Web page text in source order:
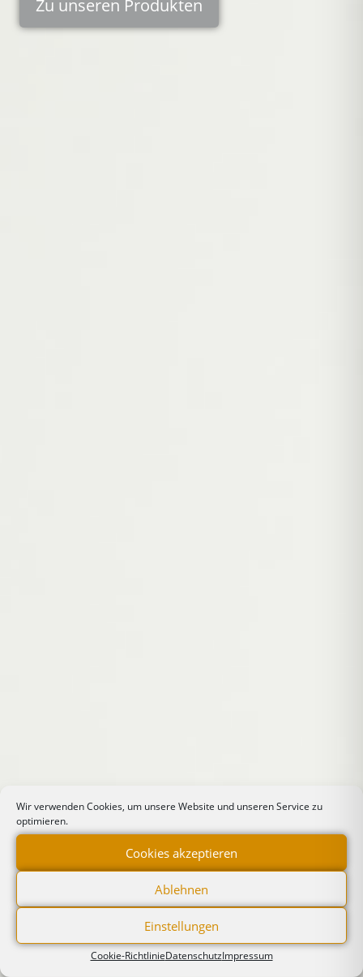
Wir verwenden Cookies, um unsere Website und unseren Service zu
optimieren.
Cookies akzeptieren
Ablehnen
Einstellungen
Cookie-RichtlinieDatenschutzImpressum
Zu unseren Produkten